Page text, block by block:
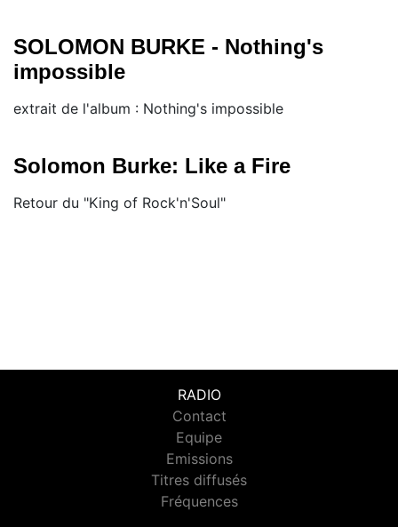
SOLOMON BURKE - Nothing's
impossible
extrait de l'album : Nothing's impossible
Solomon Burke: Like a Fire
Retour du "King of Rock'n'Soul"
RADIO
Contact
Equipe
Emissions
Titres diffusés
Fréquences